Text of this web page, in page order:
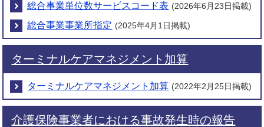
総合事業単位数サービスコード表 (2026年6月23日掲載)
総合事業事業所指定 (2025年4月1日掲載)
ターミナルケアマネジメント加算
ターミナルケアマネジメント加算 (2022年2月25日掲載)
介護保険事業者における事故発生時の報告